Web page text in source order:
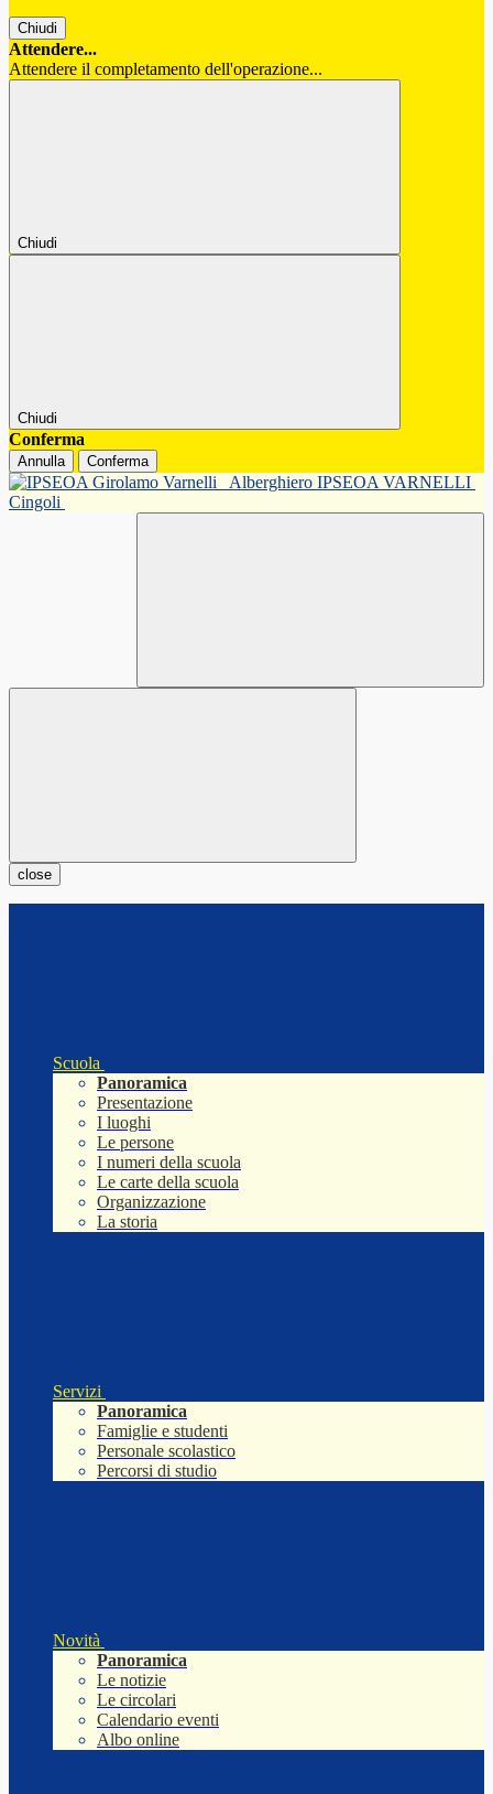
Chiudi
Attendere...
Attendere il completamento dell'operazione...
Chiudi
Chiudi
Conferma
Annulla Conferma
Alberghiero IPSEOA VARNELLI
Cingoli
close
Scuola
Panoramica
Presentazione
I luoghi
Le persone
I numeri della scuola
Le carte della scuola
Organizzazione
La storia
Servizi
Panoramica
Famiglie e studenti
Personale scolastico
Percorsi di studio
Novità
Panoramica
Le notizie
Le circolari
Calendario eventi
Albo online